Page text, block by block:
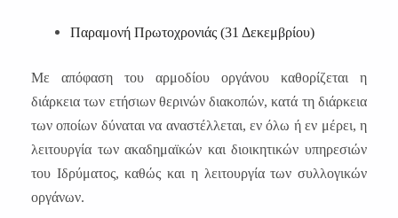
Παραμονή Πρωτοχρονιάς (31 Δεκεμβρίου)
Με απόφαση του αρμοδίου οργάνου καθορίζεται η
διάρκεια των ετήσιων θερινών διακοπών, κατά τη διάρκεια
των οποίων δύναται να αναστέλλεται, εν όλω ή εν μέρει, η
λειτουργία των ακαδημαϊκών και διοικητικών υπηρεσιών
του Ιδρύματος, καθώς και η λειτουργία των συλλογικών
οργάνων.